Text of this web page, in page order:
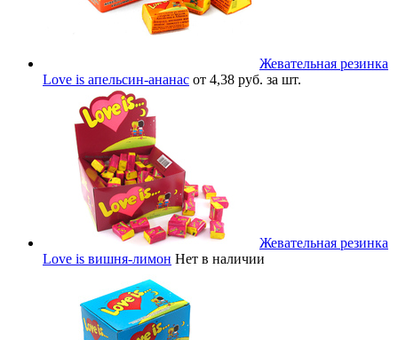
Жевательная резинка
Love is апельсин-ананас от 4,38 руб. за шт.
Жевательная резинка
Love is вишня-лимон Нет в наличии